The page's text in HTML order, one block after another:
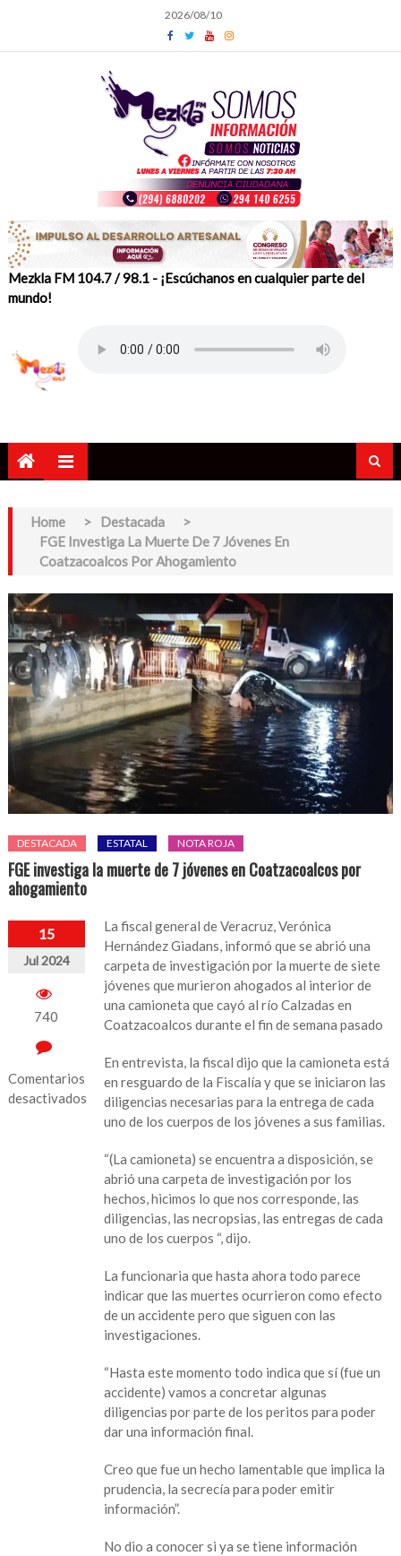
content
2026/08/10
Mezkla FM 104.7 / 98.1 - ¡Escúchanos en cualquier parte del
mundo!
Home > Destacada
>
FGE Investiga La Muerte De 7 Jóvenes En
Coatzacoalcos Por Ahogamiento
DESTACADA ESTATAL NOTA ROJA
FGE investiga la muerte de 7 jóvenes en Coatzacoalcos por
ahogamiento
15
Jul 2024
740
Comentarios
desactivados
La fiscal general de Veracruz, Verónica
Hernández Giadans, informó que se abrió una
carpeta de investigación por la muerte de siete
jóvenes que murieron ahogados al interior de
una camioneta que cayó al río Calzadas en
Coatzacoalcos durante el fin de semana pasado
En entrevista, la fiscal dijo que la camioneta está
en resguardo de la Fiscalía y que se iniciaron las
diligencias necesarias para la entrega de cada
uno de los cuerpos de los jóvenes a sus familias.
“(La camioneta) se encuentra a disposición, se
abrió una carpeta de investigación por los
hechos, hicimos lo que nos corresponde, las
diligencias, las necropsias, las entregas de cada
uno de los cuerpos “, dijo.
La funcionaria que hasta ahora todo parece
indicar que las muertes ocurrieron como efecto
de un accidente pero que siguen con las
investigaciones.
“Hasta este momento todo indica que sí (fue un
accidente) vamos a concretar algunas
diligencias por parte de los peritos para poder
dar una información final.
Creo que fue un hecho lamentable que implica la
prudencia, la secrecía para poder emitir
información”.
No dio a conocer si ya se tiene información